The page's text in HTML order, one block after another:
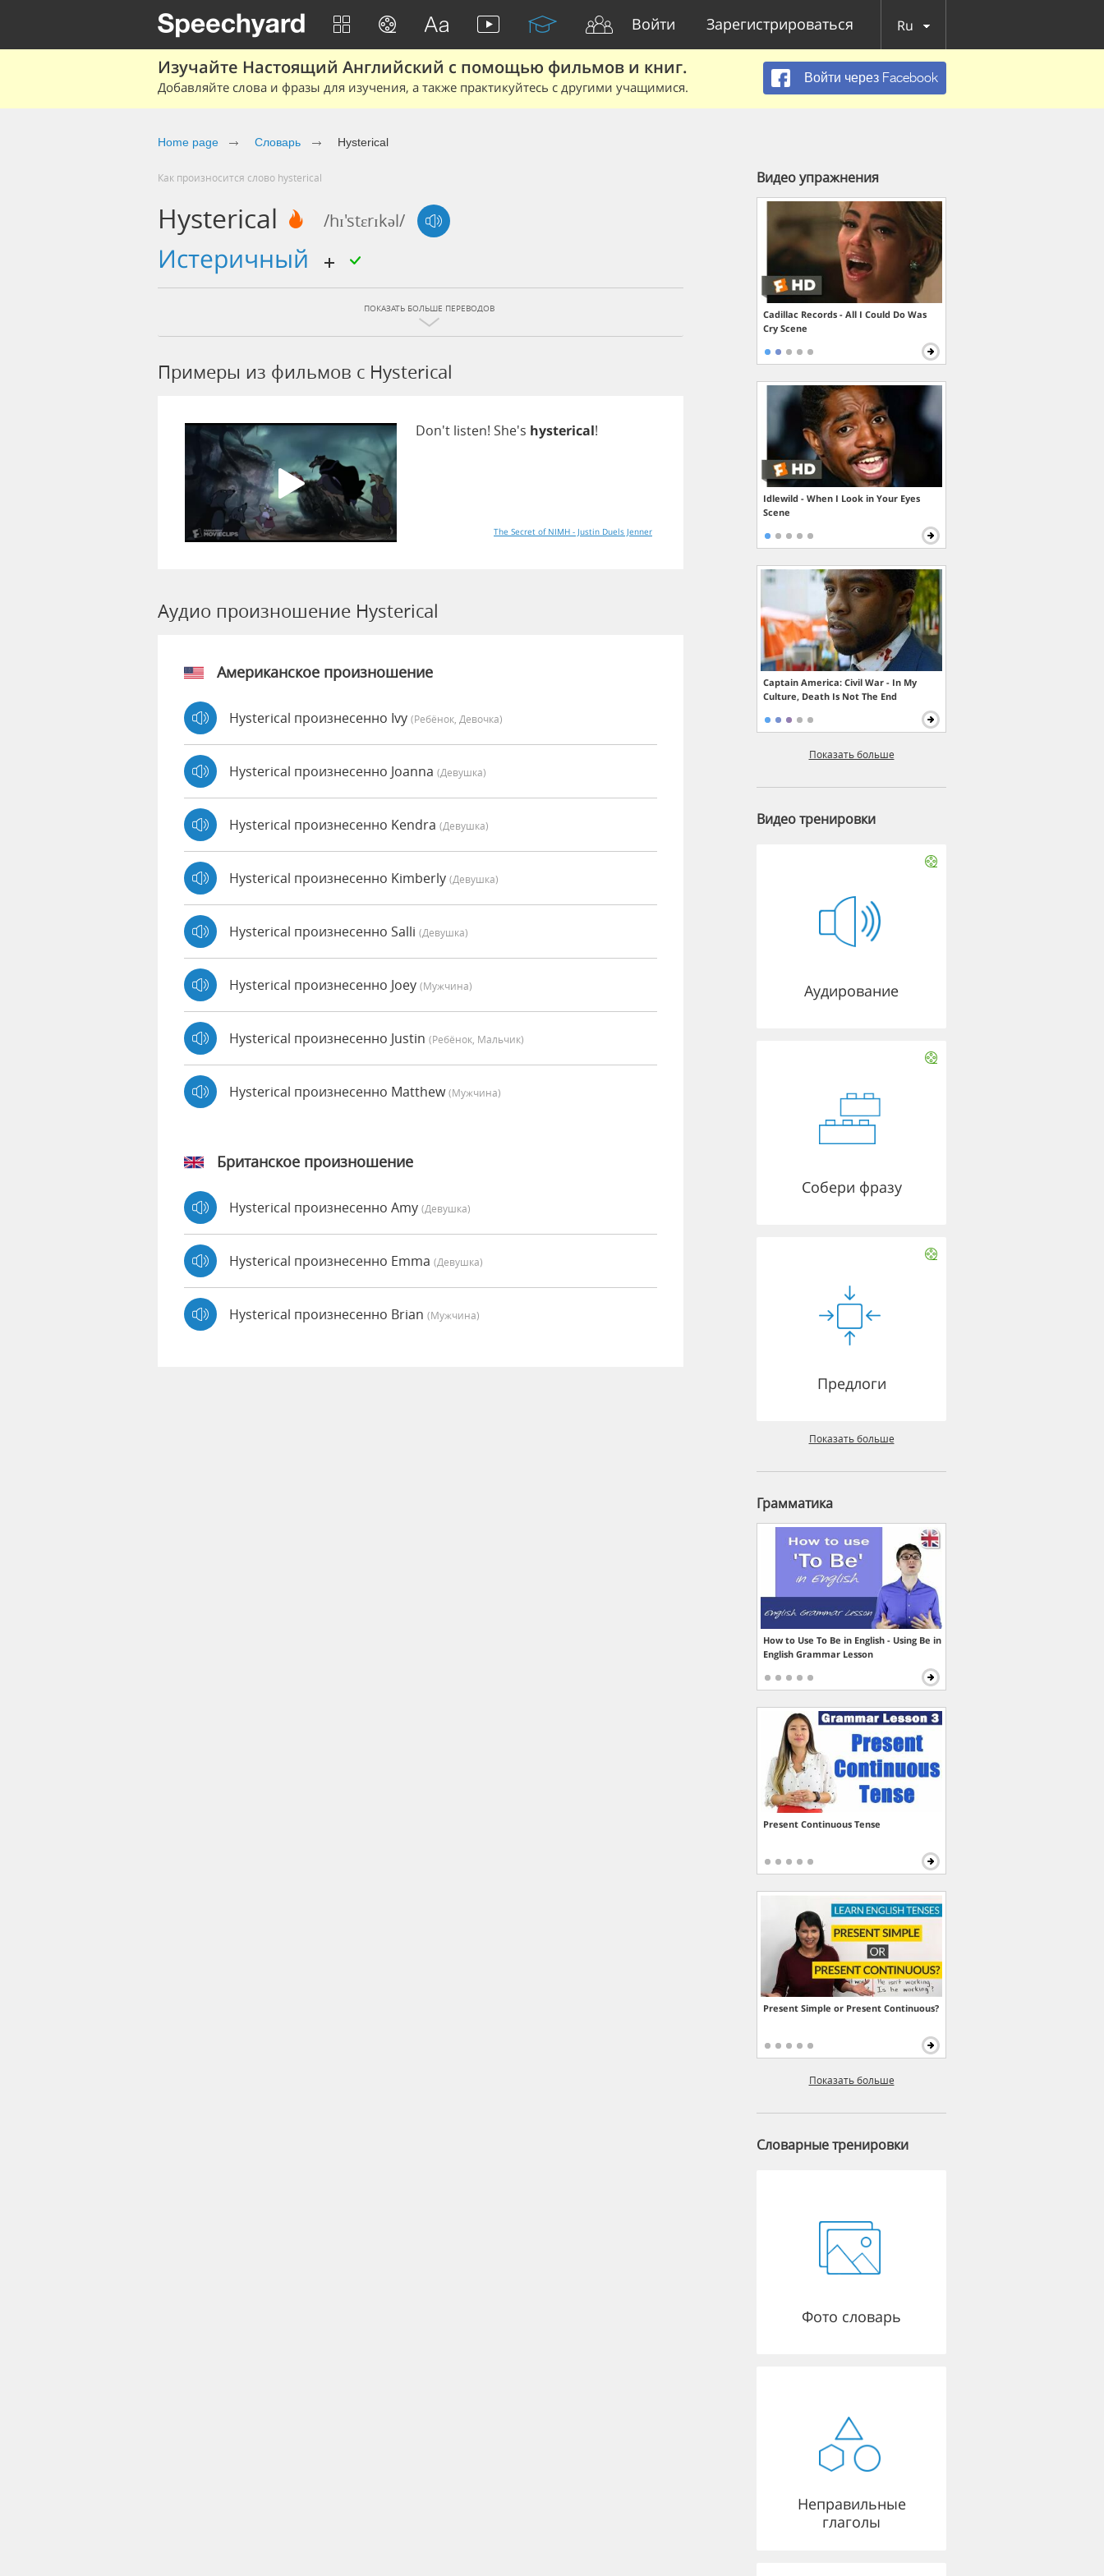
Войти Зарегистрироваться Ru
Изучайте Настоящий Английский с помощью фильмов и книг.
Добавляйте слова и фразы для изучения, а также практикуйтесь с другими учащимися.
Войти через Facebook
Home page Словарь Hysterical
Как произносится слово hysterical
Hysterical /hɪ'stɛrɪkəl/
истеричный
ПОКАЗАТЬ БОЛЬШЕ ПЕРЕВОДОВ
Примеры из фильмов c Hysterical
Don't listen! She's hysterical!
The Secret of NIMH - Justin Duels Jenner
Аудио произношение Hysterical
Американское произношение
Hysterical произнесенно Ivy (Ребёнок, Девочка)
Hysterical произнесенно Joanna (девушка)
Hysterical произнесенно Kendra (девушка)
Hysterical произнесенно Kimberly (девушка)
Hysterical произнесенно Salli (девушка)
Hysterical произнесенно Joey (мужчина)
Hysterical произнесенно Justin (Ребёнок, Мальчик)
Hysterical произнесенно Matthew(мужчина)
Британское произношение
Hysterical произнесенно Amy (девушка)
Hysterical произнесенно Emma (девушка)
Hysterical произнесенно Brian (мужчина)
Видео упражнения
Cadillac Records - All I Could Do Was
Cry Scene
Idlewild - When I Look in Your Eyes
Scene
Captain America: Civil War - In My
Culture, Death Is Not The End
Показать больше
Видео тренировки
Аудирование
Собери фразу
Предлоги
Показать больше
Грамматика
How to Use To Be in English - Using Be in
English Grammar Lesson
Present Continuous Tense
Present Simple or Present Continuous?
Показать больше
Словарные тренировки
Фото словарь
Неправильные
глаголы